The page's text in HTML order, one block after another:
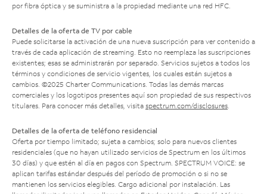
por fibra óptica y se suministra a la propiedad mediante una red HFC.
Detalles de la oferta de TV por cable
Puede solicitarse la activación de una nueva suscripción para ver contenido a
través de cada aplicación de streaming. Esto no reemplaza las suscripciones
existentes; esas se administrarán por separado. Servicios sujetos a todos los
términos y condiciones de servicio vigentes, los cuales están sujetos a
cambios. ©2025 Charter Communications. Todas las demás marcas
comerciales y los logotipos presentes aquí son propiedad de sus respectivos
titulares. Para conocer más detalles, visita spectrum.com/disclosures
Detalles de la oferta de teléfono residencial
Oferta por tiempo limitado; sujeta a cambios; solo para nuevos clientes
residenciales (que no hayan utilizado servicios de Spectrum en los últimos
30 días) y que estén al día en pagos con Spectrum. SPECTRUM VOICE: se
aplican tarifas estándar después del período de promoción o si no se
mantienen los servicios elegibles. Cargo adicional por instalación. Las